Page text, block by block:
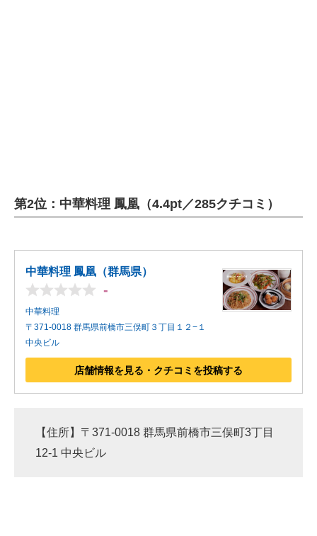
第2位：中華料理 鳳凰（4.4pt／285クチコミ）
中華料理 鳳凰（群馬県）
-
中華料理
〒371-0018 群馬県前橋市三俣町３丁目１２−１
中央ビル
店舗情報を見る・クチコミを投稿する
【住所】〒371-0018 群馬県前橋市三俣町3丁目
12-1 中央ビル